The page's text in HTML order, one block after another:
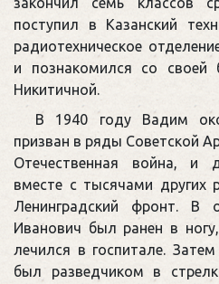
поступил в Казанский
радиотехническое
и познакомился со своей
Никитичной.
В 1940 году Вадим
призван в ряды Советской
Отечественная война, и
вместе с тысячами других
Ленинградский фронт.
Иванович был ранен в
лечился в госпитале.
был разведчиком в